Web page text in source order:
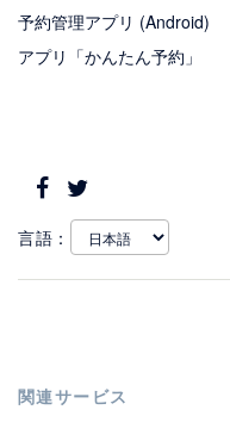
予約管理アプリ (Android)
アプリ「かんたん予約」
言語：
関連サービス